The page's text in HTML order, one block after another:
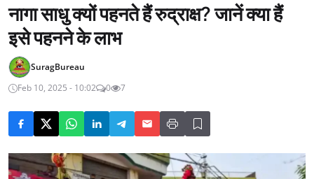
नागा साधु क्यों पहनते हैं रुद्राक्ष? जानें क्या हैं
इसे पहनने के लाभ
SuragBureau
Feb 10, 2025 - 10:02
0 7